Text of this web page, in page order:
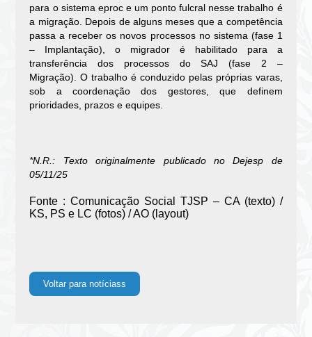
para o sistema eproce um ponto fulcral nesse trabalho é
a migração. Depois de alguns meses quea competência
passa a receber os novos processos no sistema (fase 1
– Implantação), o migrador é habilitado para a
transferência dos processos do SAJ (fase 2 –
Migração).O trabalho é conduzido pelas próprias varas,
sob a coordenação dos gestores, que definem
prioridades, prazos e equipes.
*N.R.: Texto originalmente publicado no Dejesp de
05/11/25
Fonte : Comunicação Social TJSP – CA (texto) /
KS, PS e LC (fotos) / AO (layout)
Voltar para notíciass